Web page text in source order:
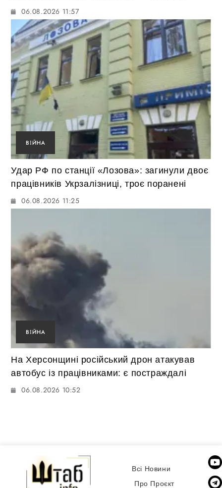
06.08.2026 11:57
ВІЙНА
Удар РФ по станції «Лозова»: загинули двоє
працівників Укрзалізниці, троє поранені
06.08.2026 11:25
ВІЙНА
На Херсонщині російський дрон атакував
автобус із працівниками: є постраждалі
06.08.2026 10:52
Всі Новини
Про Проєкт